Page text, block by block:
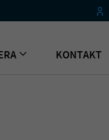
KONTAKT